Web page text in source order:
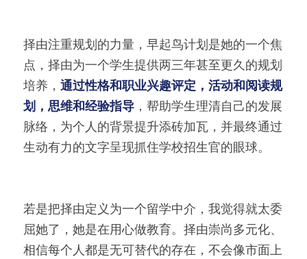
择由注重规划的力量，早起鸟计划是她的一个焦
点，择由为一个学生提供两三年甚至更久的规划
培养， 通过性格和职业兴趣评定，活动和阅读规
划，思维和经验指导 ，帮助学生理清自己的发展
脉络，为个人的背景提升添砖加瓦，并最终通过
生动有力的文字呈现抓住学校招生官的眼球。
若是把择由定义为一个留学中介，我觉得就太委
屈她了，她是在用心做教育。择由崇尚多元化、
相信每个人都是无可替代的存在，不会像市面上